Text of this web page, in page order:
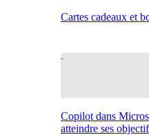
Cartes cadeaux et
Copilot dans
atteindre ses